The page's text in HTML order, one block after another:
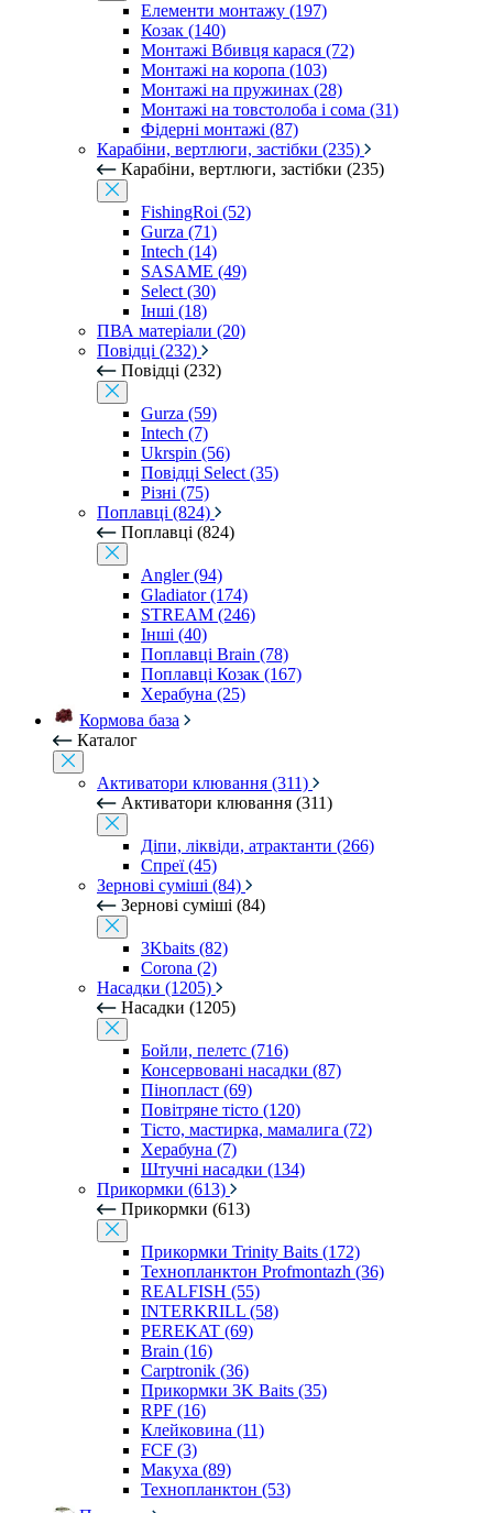
Елементи монтажу (197)
Козак (140)
Монтажі Вбивця карася (72)
Монтажі на коропа (103)
Монтажі на пружинах (28)
Монтажі на товстолоба і сома (31)
Фідерні монтажі (87)
Карабіни, вертлюги, застібки (235)
Карабіни, вертлюги, застібки (235)
FishingRoi (52)
Gurza (71)
Intech (14)
SASAME (49)
Select (30)
Інші (18)
ПВА матеріали (20)
Повідці (232)
Повідці (232)
Gurza (59)
Intech (7)
Ukrspin (56)
Повідці Select (35)
Різні (75)
Поплавці (824)
Поплавці (824)
Angler (94)
Gladiator (174)
STREAM (246)
Інші (40)
Поплавці Brain (78)
Поплавці Козак (167)
Херабуна (25)
Кормова база
Каталог
Активатори клювання (311)
Активатори клювання (311)
Діпи, ліквіди, атрактанти (266)
Спреї (45)
Зернові суміші (84)
Зернові суміші (84)
3Kbaits (82)
Corona (2)
Насадки (1205)
Насадки (1205)
Бойли, пелетс (716)
Консервовані насадки (87)
Пінопласт (69)
Повітряне тісто (120)
Тісто, мастирка, мамалига (72)
Херабуна (7)
Штучні насадки (134)
Прикормки (613)
Прикормки (613)
Прикормки Trinity Baits (172)
Технопланктон Profmontazh (36)
REALFISH (55)
INTERKRILL (58)
PEREKAT (69)
Brain (16)
Carptronik (36)
Прикормки 3K Baits (35)
RPF (16)
Клейковина (11)
FCF (3)
Макуха (89)
Технопланктон (53)